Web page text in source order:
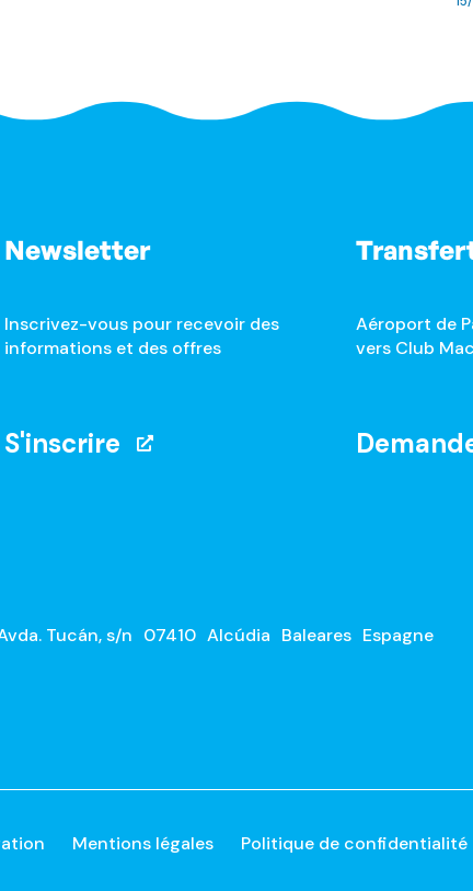
Newsletter
Inscrivez-vous pour recevoir des
informations et des offres
S'inscrire
Aéroport de
vers Club
Tucán, s/n 07410 Alcúdia Baleares Espagne
Mentions légales Politique de confidentialité